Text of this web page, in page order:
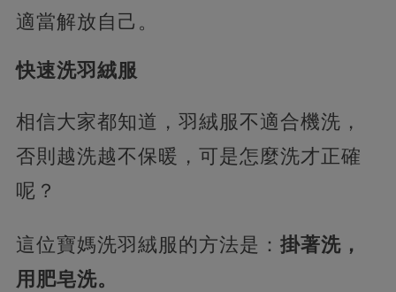
適當解放自己。
快速洗羽絨服
相信大家都知道，羽絨服不適合機洗，
否則越洗越不保暖，可是怎麼洗才正確
呢？
這位寶媽洗羽絨服的方法是： 掛著洗，
用肥皂洗。